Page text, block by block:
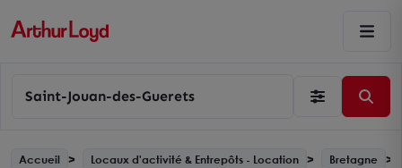
Saint-Jouan-des-Guerets
Accueil Locaux d'activité & Entrepôts - Location Bretagne